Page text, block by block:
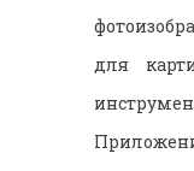
для